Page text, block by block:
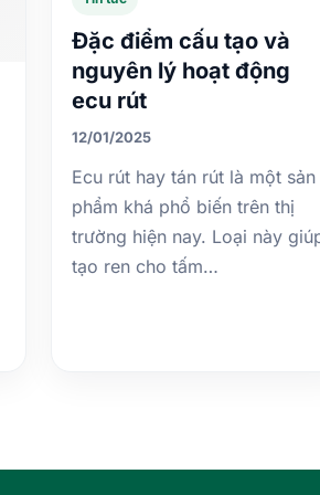
Đặc điểm cấu tạo và
nguyên lý hoạt động
ecu rút
12/01/2025
Ecu rút hay tán rút là một sản
phẩm khá phổ biến trên thị
trường hiện nay. Loại này
tạo ren cho tấm…